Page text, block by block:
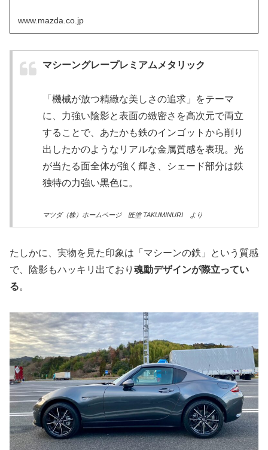
www.mazda.co.jp
マシーングレープレミアムメタリック
「機械が放つ精緻な美しさの追求」をテーマ
に、力強い陰影と表面の緻密さを高次元で両立
することで、あたかも鉄のインゴットから削り
出したかのようなリアルな金属質感を表現。光
が当たる面全体が強く輝き、シェード部分は鉄
独特の力強い黒色に。
マツダ（株）ホームページ 匠塗 TAKUMINURI より
たしかに、実物を見た印象は「マシーンの鉄」という質感
で、陰影もハッキリ出ており 魂動デザインが際立ってい
る。